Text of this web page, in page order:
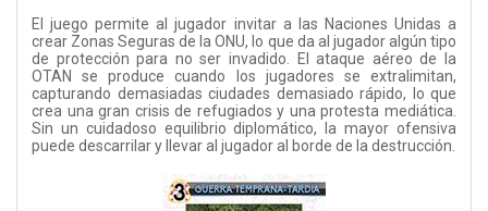
El juego permite al jugador invitar a las Naciones Unidas a
crear Zonas Seguras de la ONU, lo que da al jugador algún tipo
de protección para no ser invadido. El ataque aéreo de la
OTAN se produce cuando los jugadores se extralimitan,
capturando demasiadas ciudades demasiado rápido, lo que
crea una gran crisis de refugiados y una protesta mediática.
Sin un cuidadoso equilibrio diplomático, la mayor ofensiva
puede descarrilar y llevar al jugador al borde de la destrucción.